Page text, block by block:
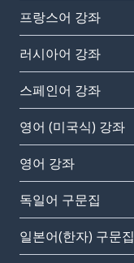
프랑스어 강좌
러시아어 강좌
스페인어 강좌
영어 (미국식) 강좌
영어 강좌
독일어 구문집
일본어(한자) 구문집